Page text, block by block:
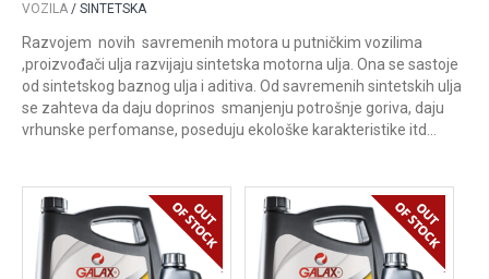
VOZILA / SINTETSKA
Razvojem novih savremenih motora u putničkim vozilima
,proizvođači ulja razvijaju sintetska motorna ulja. Ona se sastoje
od sintetskog baznog ulja i aditiva. Od savremenih sintetskih ulja
se zahteva da daju doprinos smanjenju potrošnje goriva, daju
vrhunske perfomanse, poseduju ekološke karakteristike itd…